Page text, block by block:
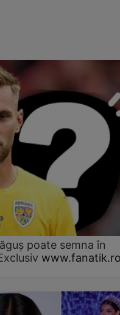
poate semna în